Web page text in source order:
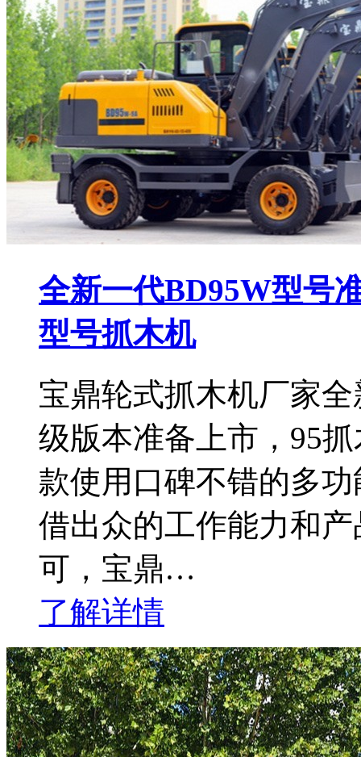
全新一代BD95W型号
型号抓木机
宝鼎轮式抓木机厂家
级版本准备上市，95
款使用口碑不错的多
借出众的工作能力和
可，宝鼎…
了解详情